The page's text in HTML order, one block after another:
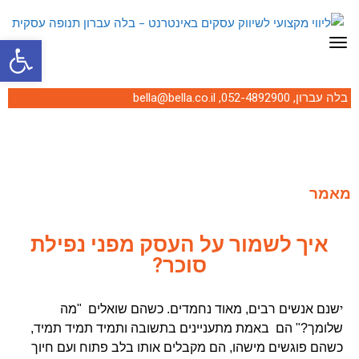
פתח תפריט
בלה עברון, 052-4892900
,
bella@bella.co.il
מאמר
איך לשמור על העסק מפני נפילת
סוכר?
ישנם אנשים רבים, מאוד נחמדים. כשהם שואלים "מה
שלומך?" הם באמת מתעניינים בתשובה ותמיד תמיד תמיד,
כשהם פוגשים מישהו, הם מקבלים אותו בלב פתוח ועם חיוך